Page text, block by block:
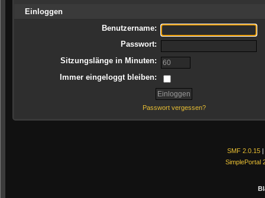
Einloggen
Benutzername:
Passwort:
Sitzungslänge in Minuten:
Immer eingeloggt bleiben:
Passwort vergessen?
SMF 2.0.15|
SimplePortal